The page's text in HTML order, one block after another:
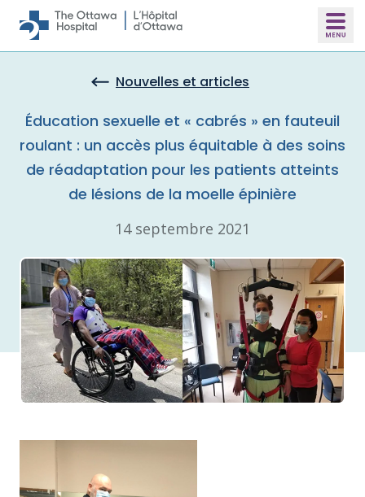
Skip to main content
Nouvelles et articles
Éducation sexuelle et « cabrés » en fauteuil
roulant : un accès plus équitable à des soins
de réadaptation pour les patients atteints
de lésions de la moelle épinière
14 septembre 2021